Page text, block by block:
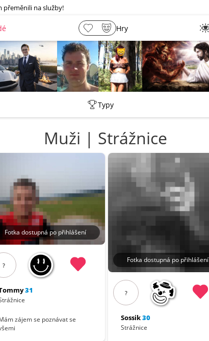
přeměnili na služby!
Hry
Typy
Muži | Strážnice
Fotka dostupná po přihlášení
?
31
zájem se poznávat se
Fotka dostupná po přihlášení
?
Sossik30
Strážnice